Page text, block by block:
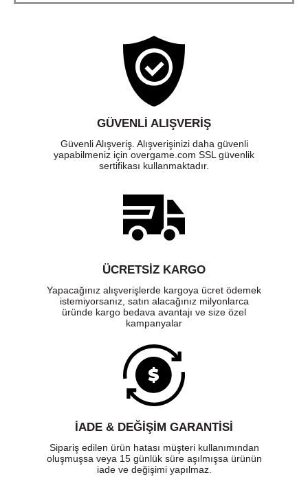
GÜVENLI ALIŞVERIŞ
Güvenli Alışveriş. Alışverişinizi daha güvenli
yapabilmeniz için overgame.com SSL güvenlik
sertifikası kullanmaktadır.
ÜCRETSIZ KARGO
Yapacağınız alışverişlerde kargoya ücret ödemek
istemiyorsanız, satın alacağınız milyonlarca
üründe kargo bedava avantajı ve size özel
kampanyalar
İADE & DEĞİŞİM GARANTİSİ
Sipariş edilen ürün hatası müşteri kullanımından
oluşmuşsa veya 15 günlük süre aşılmışsa ürünün
iade ve değişimi yapılmaz.